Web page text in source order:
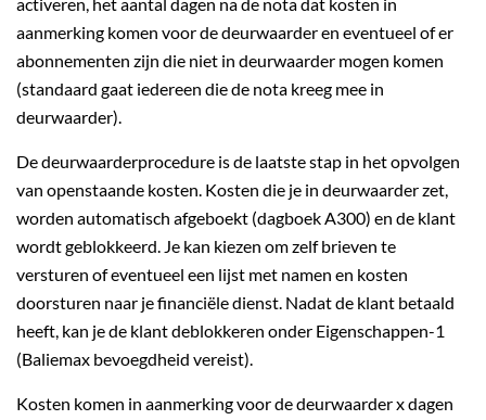
aanmerking komen voor de deurwaarder en eventueel of er
abonnementen zijn die niet in deurwaarder mogen komen
(standaard gaat iedereen die de nota kreeg mee in
deurwaarder).
De deurwaarderprocedure is de laatste stap in het opvolgen
van openstaande kosten. Kosten die je in deurwaarder zet,
worden automatisch afgeboekt (dagboek A300) en de klant
wordt geblokkeerd. Je kan kiezen om zelf brieven te
versturen of eventueel een lijst met namen en kosten
doorsturen naar je financiële dienst. Nadat de klant betaald
heeft, kan je de klant deblokkeren onder Eigenschappen-1
(Baliemax bevoegdheid vereist).
Kosten komen in aanmerking voor de deurwaarder x dagen